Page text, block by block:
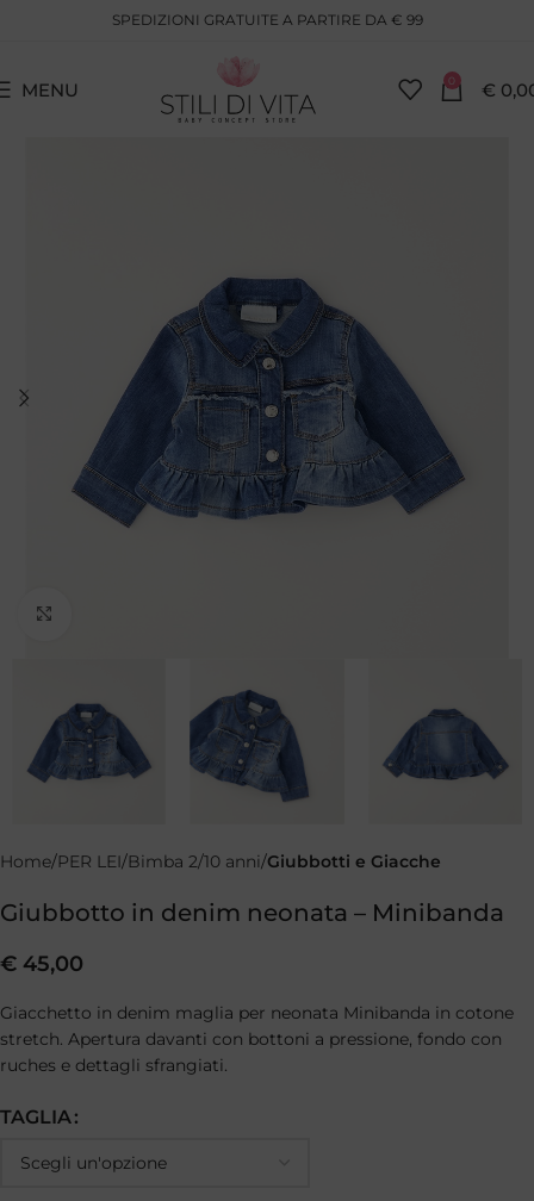
SPEDIZIONI GRATUITE A PARTIRE DA € 99
MENU 0 €
Home PER LEI Bimba 2/10 anni Giubbotti e Giacche
Giubbotto in denim neonata – Minibanda
€ 45,00
Giacchetto in denim maglia per neonata Minibanda in cotone
stretch. Apertura davanti con bottoni a pressione, fondo con
ruches e dettagli sfrangiati.
TAGLIA